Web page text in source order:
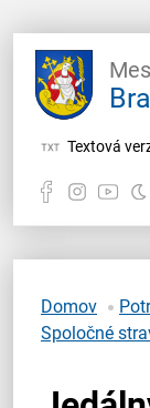
Textová
Samospráva
Miestny úrad
O Lamači
Domov
Spoločné